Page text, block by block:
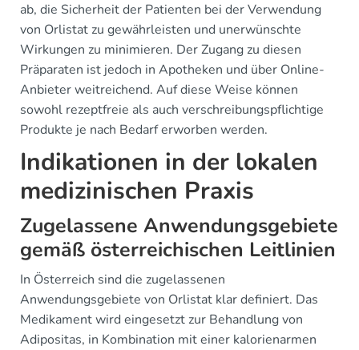
ab, die Sicherheit der Patienten bei der Verwendung
von Orlistat zu gewährleisten und unerwünschte
Wirkungen zu minimieren. Der Zugang zu diesen
Präparaten ist jedoch in Apotheken und über Online-
Anbieter weitreichend. Auf diese Weise können
sowohl rezeptfreie als auch verschreibungspflichtige
Produkte je nach Bedarf erworben werden.
Indikationen in der lokalen
medizinischen Praxis
Zugelassene Anwendungsgebiete
gemäß österreichischen Leitlinien
In Österreich sind die zugelassenen
Anwendungsgebiete von Orlistat klar definiert. Das
Medikament wird eingesetzt zur Behandlung von
Adipositas, in Kombination mit einer kalorienarmen